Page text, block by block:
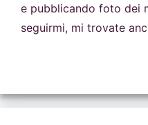
e pubblicando foto dei
seguirmi, mi trovate